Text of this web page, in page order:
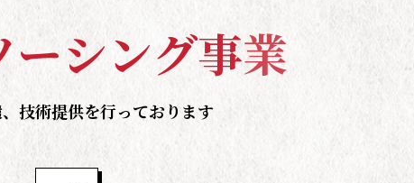
ーシング事業
技術提供を行っております